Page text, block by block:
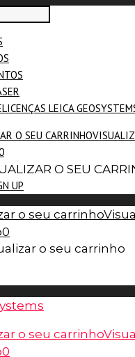
LICENÇAS LEICA
O SEU CARRINHO
O SEU
UP
o seu carrinho
0
o seu carrinho
o seu carrinho
0